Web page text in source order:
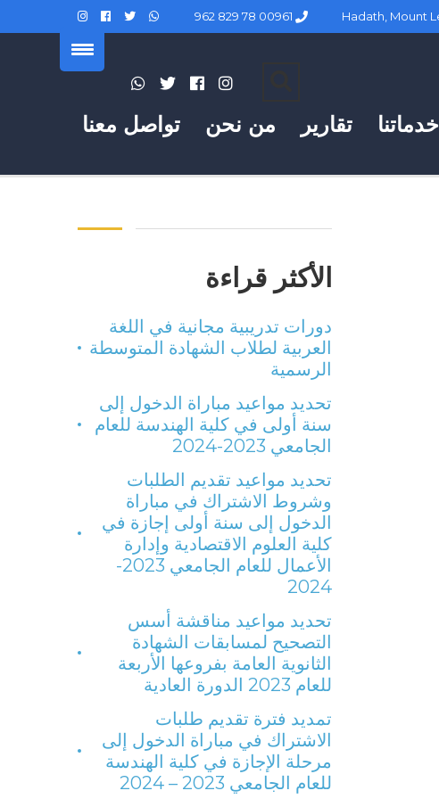
تواصل معنا من نحن تقارير خدماتنا
الأكثر قراءة
دورات تدريبية مجانية في اللغة
العربية لطلاب الشهادة المتوسطة
الرسمية
تحديد مواعيد مباراة الدخول إلى
سنة أولى في كلية الهندسة للعام
الجامعي 2023-2024
تحديد مواعيد تقديم الطلبات
وشروط الاشتراك في مباراة
الدخول إلى سنة أولى إجازة في
كلية العلوم الاقتصادية وإدارة
الأعمال للعام الجامعي 2023-
2024
تحديد مواعيد مناقشة أسس
التصحيح لمسابقات الشهادة
الثانوية العامة بفروعها الأربعة
للعام 2023 الدورة العادية
تمديد فترة تقديم طلبات
الاشتراك في مباراة الدخول إلى
مرحلة الإجازة في كلية الهندسة
للعام الجامعي 2023 – 2024